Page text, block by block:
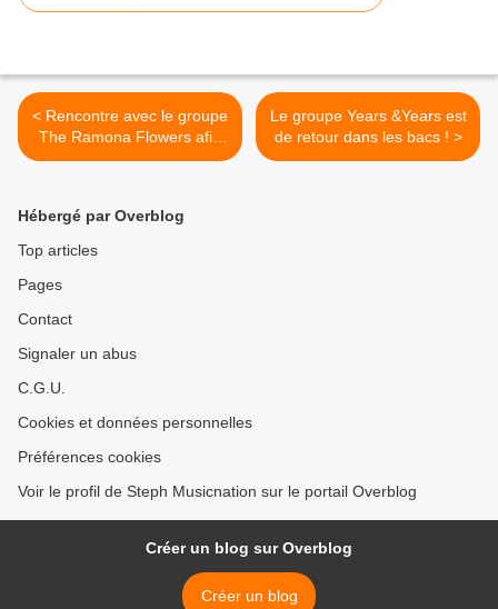
< Rencontre avec le groupe
The Ramona Flowers afin
d’en apprendre plus sur «
Le groupe Years &Years est
de retour dans les bacs ! >
Hébergé par Overblog
Top articles
Pages
Contact
Signaler un abus
C.G.U.
Cookies et données personnelles
Préférences cookies
Voir le profil de Steph Musicnation sur le portail Overblog
Créer un blog sur Overblog
Créer un blog